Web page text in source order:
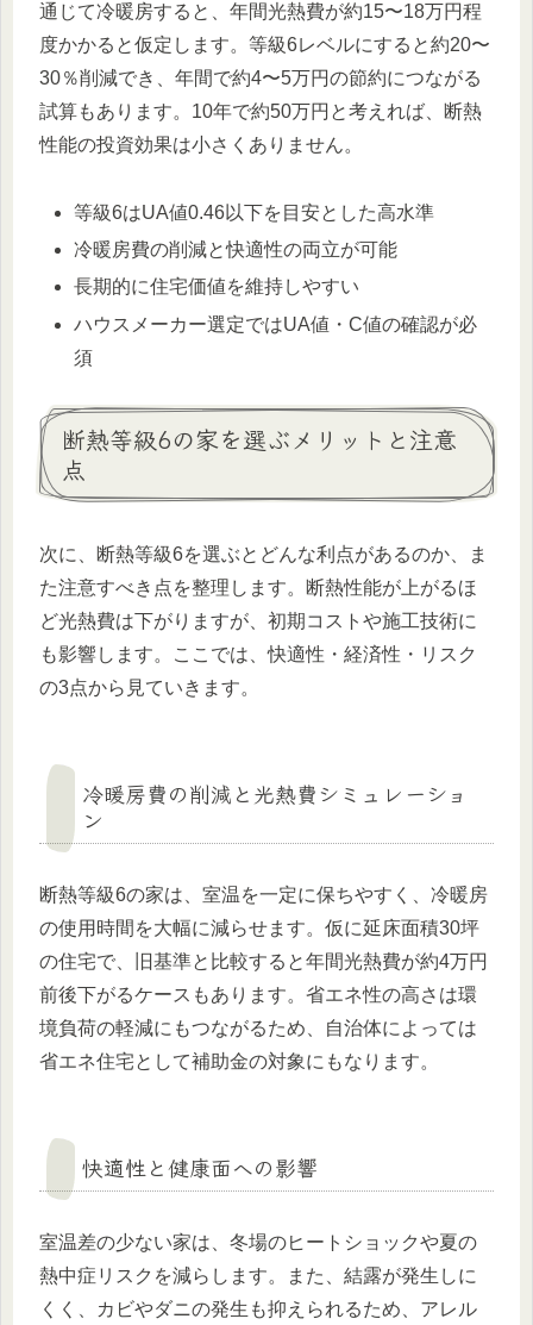
通じて冷暖房すると、年間光熱費が約15〜18万円程
度かかると仮定します。等級6レベルにすると約20〜
30％削減でき、年間で約4〜5万円の節約につながる
試算もあります。10年で約50万円と考えれば、断熱
性能の投資効果は小さくありません。
等級6はUA値0.46以下を目安とした高水準
冷暖房費の削減と快適性の両立が可能
長期的に住宅価値を維持しやすい
ハウスメーカー選定ではUA値・C値の確認が必
須
断熱等級6の家を選ぶメリットと注意
点
次に、断熱等級6を選ぶとどんな利点があるのか、ま
た注意すべき点を整理します。断熱性能が上がるほ
ど光熱費は下がりますが、初期コストや施工技術に
も影響します。ここでは、快適性・経済性・リスク
の3点から見ていきます。
冷暖房費の削減と光熱費シミュレーショ
ン
断熱等級6の家は、室温を一定に保ちやすく、冷暖房
の使用時間を大幅に減らせます。仮に延床面積30坪
の住宅で、旧基準と比較すると年間光熱費が約4万円
前後下がるケースもあります。省エネ性の高さは環
境負荷の軽減にもつながるため、自治体によっては
省エネ住宅として補助金の対象にもなります。
快適性と健康面への影響
室温差の少ない家は、冬場のヒートショックや夏の
熱中症リスクを減らします。また、結露が発生しに
くく、カビやダニの発生も抑えられるため、アレル